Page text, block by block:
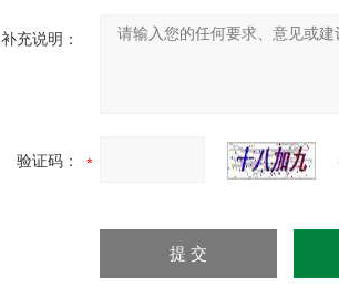
补充说明：
验证码：